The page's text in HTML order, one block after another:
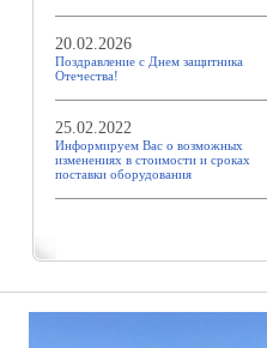
20.02.2026
Поздравление с Днем защитника
Отечества!
25.02.2022
Информируем Вас о возможных
изменениях в стоимости и сроках
поставки оборудования